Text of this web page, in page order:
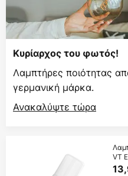
Κυρίαρχος του φωτός!
Λαμπτήρες ποιότητας
γερμανική μάρκα.
Ανακαλύψτε τώρα
VT